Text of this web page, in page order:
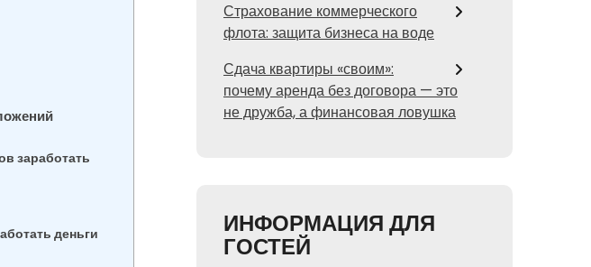
заработать
деньги
Страхование коммерческого
флота: защита бизнеса на воде
Сдача квартиры «своим»:
почему аренда без договора — это
не дружба, а финансовая ловушка
ИНФОРМАЦИЯ ДЛЯ
ГОСТЕЙ